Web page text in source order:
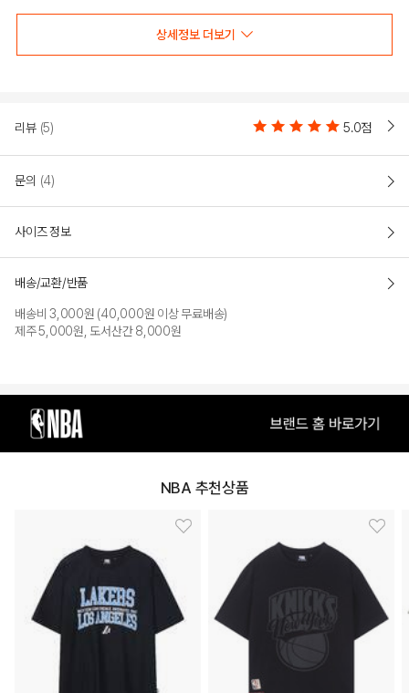
COLOR
RED
BLUE
상세정보 더보기
리뷰 (5) 5.0점
문의 (4)
사이즈 정보
배송/교환/반품
배송비 3,000원 (40,000원 이상 무료배송)
제주 5,000원, 도서산간 8,000원
NBA 추천상품